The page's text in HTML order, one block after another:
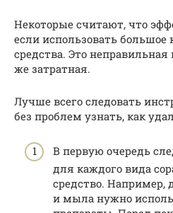
Некоторые считают, что
если использовать большое
средства. Это
же затратная.
Лучше всего следовать
без проблем узнать, как
В первую очередь
для каждого вида
средство. Например,
и мыла нужно